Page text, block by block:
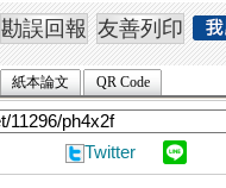
紙本論文 QR Code
Twitter